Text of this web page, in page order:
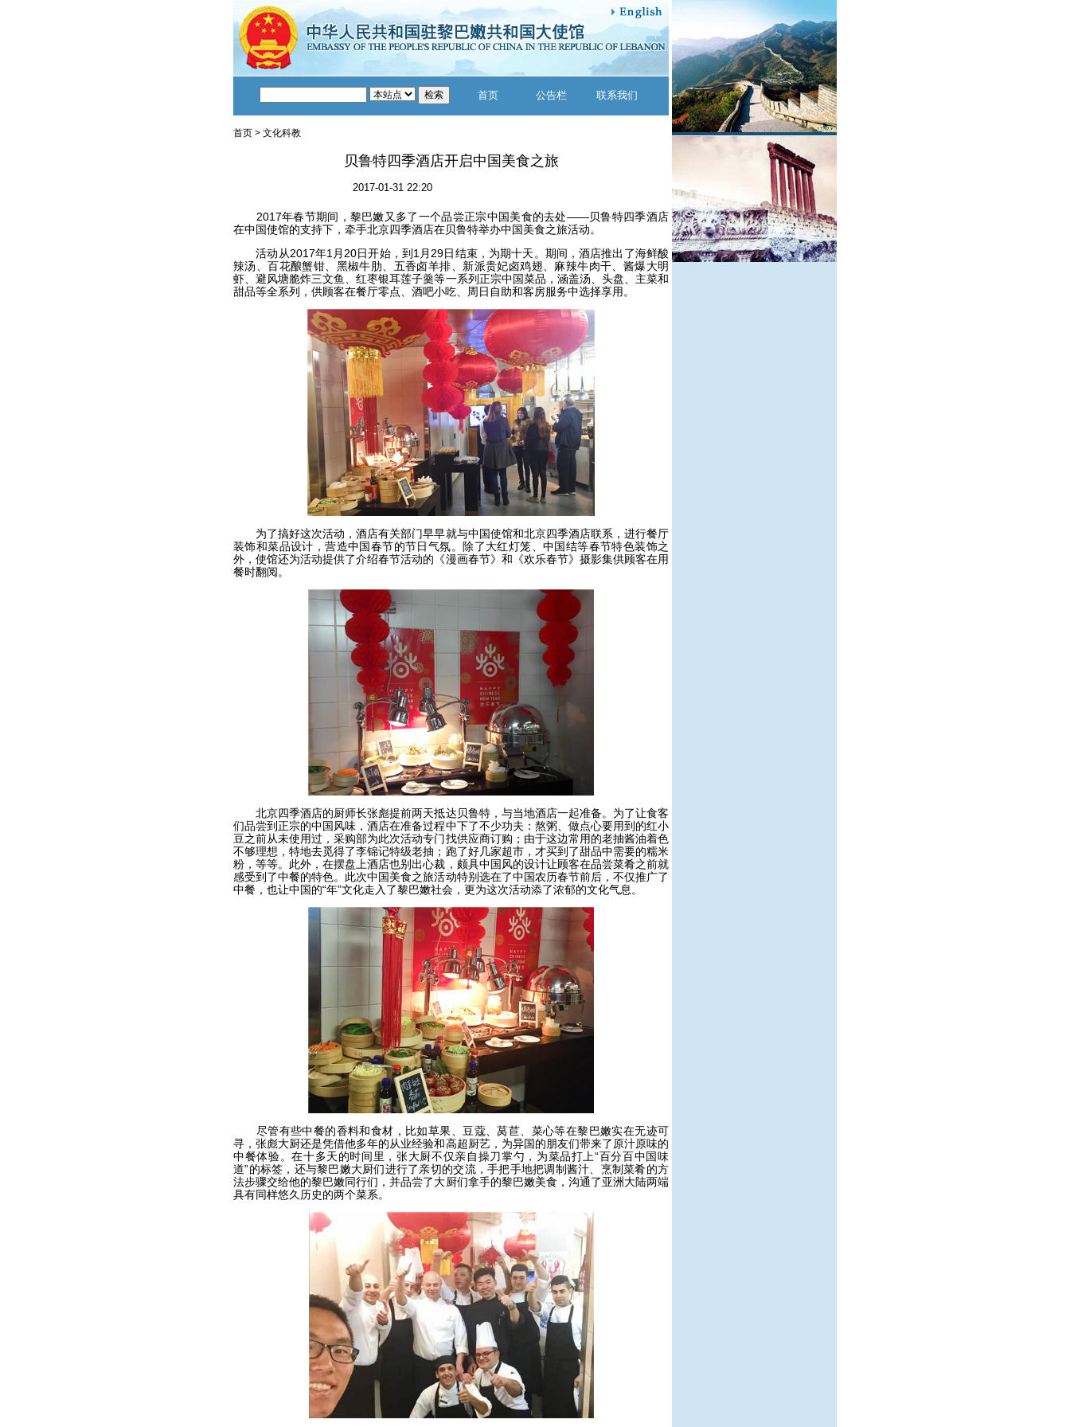
首页 公告栏 联系我们
首页 > 文化科教
贝鲁特四季酒店开启中国美食之旅
2017-01-31 22:20
2017年春节期间，黎巴嫩又多了一个品尝正宗中国美食的去处——贝鲁特四季酒店
在中国使馆的支持下，牵手北京四季酒店在贝鲁特举办中国美食之旅活动。
活动从2017年1月20日开始，到1月29日结束，为期十天。期间，酒店推出了海鲜酸
辣汤、百花酿蟹钳、黑椒牛肋、五香卤羊排、新派贵妃卤鸡翅、麻辣牛肉干、酱爆大明
虾、避风塘脆炸三文鱼、红枣银耳莲子羹等一系列正宗中国菜品，涵盖汤、头盘、主菜和
甜品等全系列，供顾客在餐厅零点、酒吧小吃、周日自助和客房服务中选择享用。
为了搞好这次活动，酒店有关部门早早就与中国使馆和北京四季酒店联系，进行餐厅
装饰和菜品设计，营造中国春节的节日气氛。除了大红灯笼、中国结等春节特色装饰之
外，使馆还为活动提供了介绍春节活动的《漫画春节》和《欢乐春节》摄影集供顾客在用
餐时翻阅。
北京四季酒店的厨师长张彪提前两天抵达贝鲁特，与当地酒店一起准备。为了让食客
们品尝到正宗的中国风味，酒店在准备过程中下了不少功夫：熬粥、做点心要用到的红小
豆之前从未使用过，采购部为此次活动专门找供应商订购；由于这边常用的老抽酱油着色
不够理想，特地去觅得了李锦记特级老抽；跑了好几家超市，才买到了甜品中需要的糯米
粉，等等。此外，在摆盘上酒店也别出心裁，颇具中国风的设计让顾客在品尝菜肴之前就
感受到了中餐的特色。此次中国美食之旅活动特别选在了中国农历春节前后，不仅推广了
中餐，也让中国的“年”文化走入了黎巴嫩社会，更为这次活动添了浓郁的文化气息。
尽管有些中餐的香料和食材，比如草果、豆蔻、莴苣、菜心等在黎巴嫩实在无迹可
寻，张彪大厨还是凭借他多年的从业经验和高超厨艺，为异国的朋友们带来了原汁原味的
中餐体验。在十多天的时间里，张大厨不仅亲自操刀掌勺，为菜品打上“百分百中国味
道”的标签，还与黎巴嫩大厨们进行了亲切的交流，手把手地把调制酱汁、烹制菜肴的方
法步骤交给他的黎巴嫩同行们，并品尝了大厨们拿手的黎巴嫩美食，沟通了亚洲大陆两端
具有同样悠久历史的两个菜系。